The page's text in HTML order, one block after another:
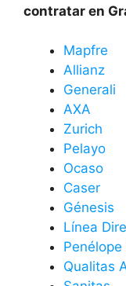
contratar en
Mapfre
Allianz
Generali
AXA
Zurich
Pelayo
Ocaso
Caser
Génesis
Línea
Penélope
Qualitas